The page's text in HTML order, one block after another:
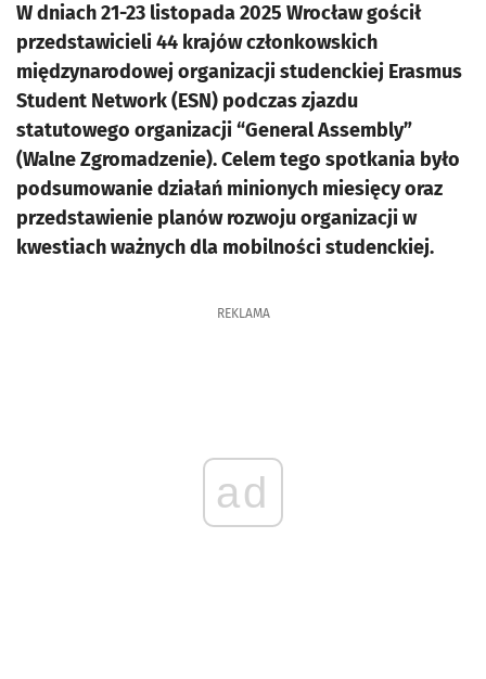
W dniach 21-23 listopada 2025 Wrocław gościł
przedstawicieli 44 krajów członkowskich
międzynarodowej organizacji studenckiej Erasmus
Student Network (ESN) podczas zjazdu
statutowego organizacji “General Assembly”
(Walne Zgromadzenie). Celem tego spotkania było
podsumowanie działań minionych miesięcy oraz
przedstawienie planów rozwoju organizacji w
kwestiach ważnych dla mobilności studenckiej.
REKLAMA
ad